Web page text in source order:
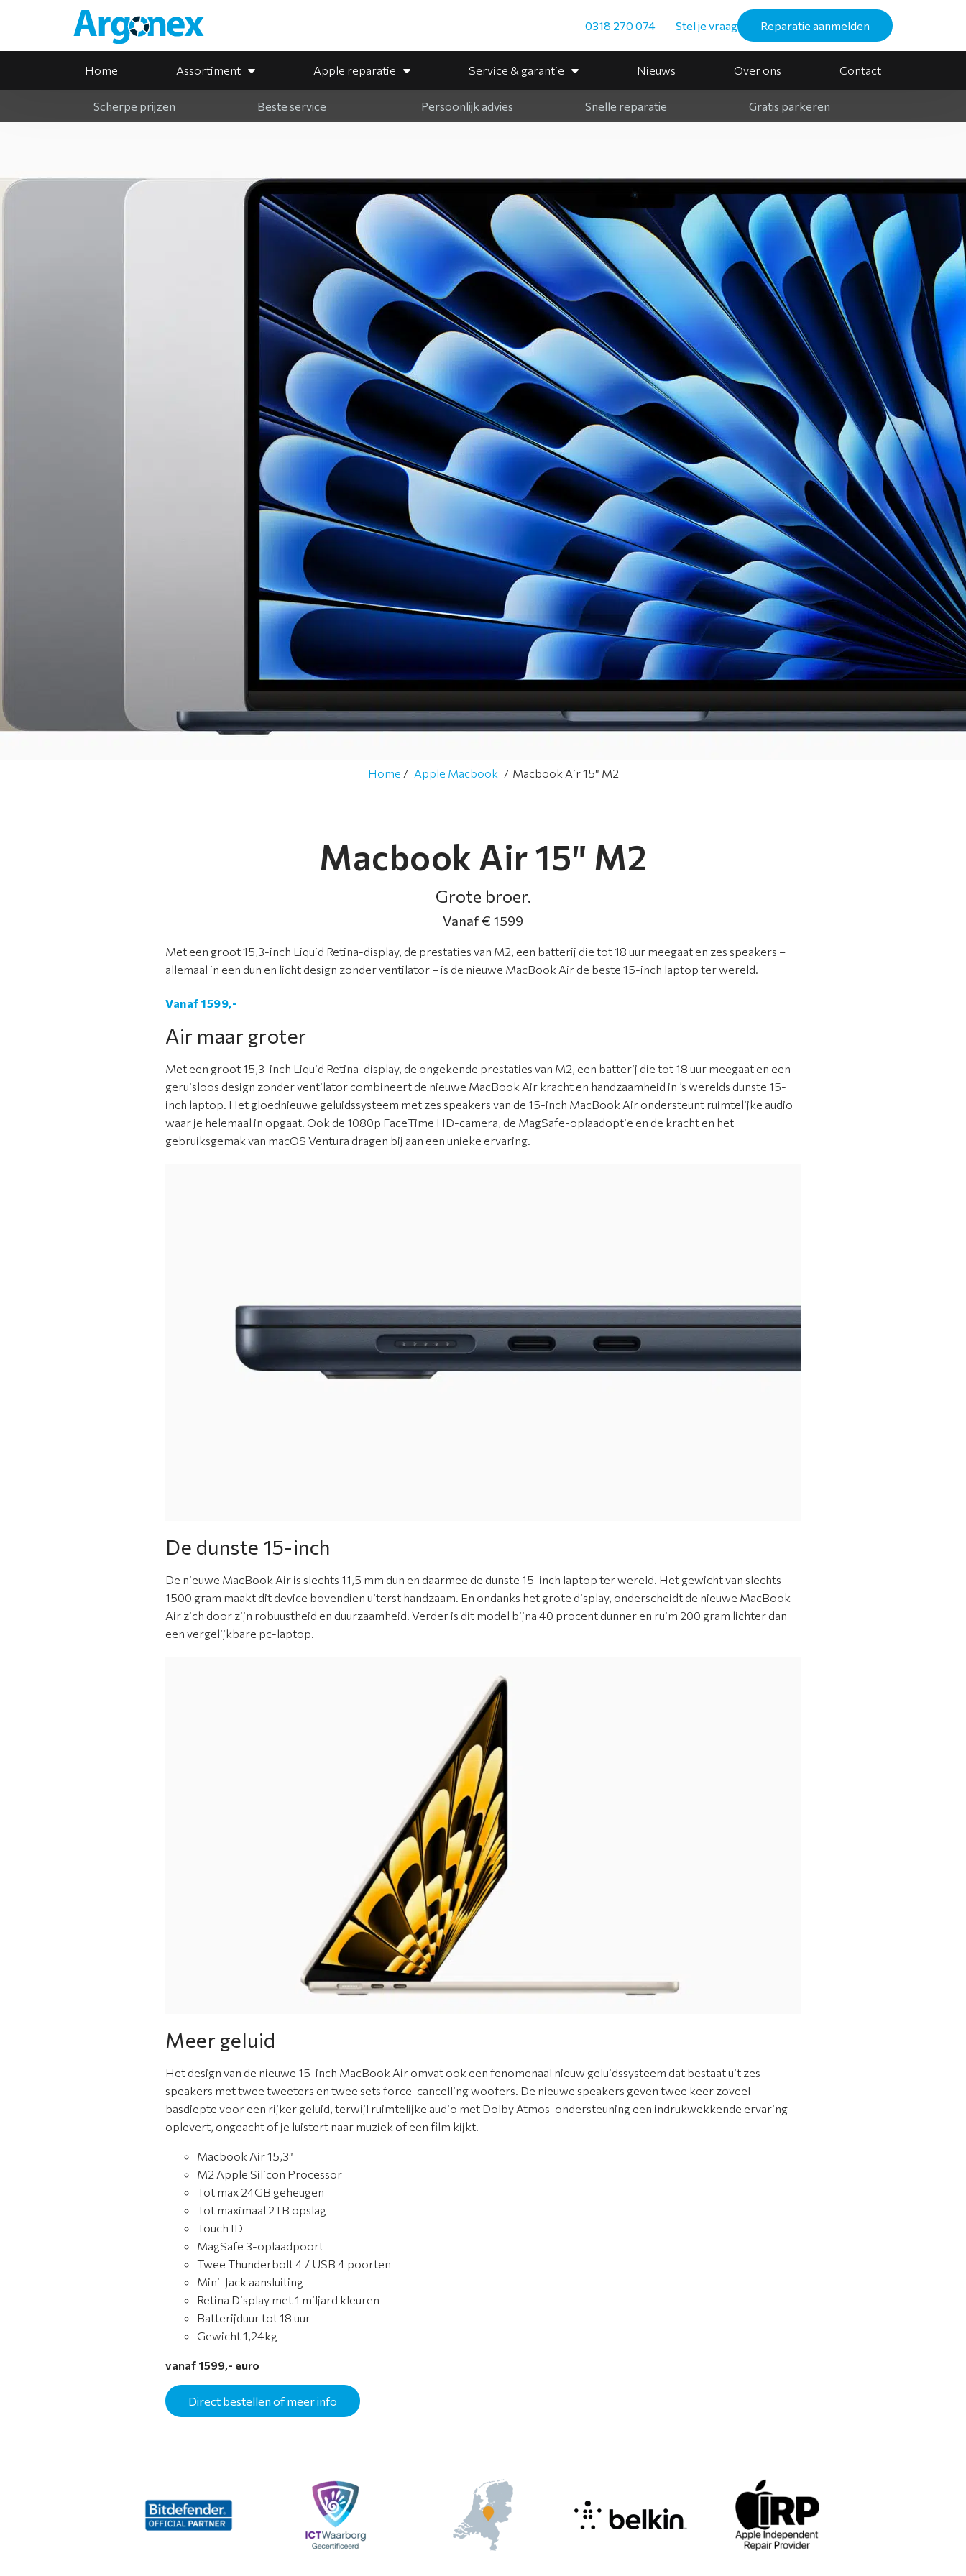
0318 270 074 Stel je vraag Reparatie aanmelden
Home Assortiment Apple reparatie Service & garantie Nieuws Over ons Contact
Scherpe prijzen Beste service Persoonlijk advies Snelle reparatie Gratis parkeren
Home Apple Macbook Macbook Air 15″ M2
Macbook Air 15″ M2
Grote broer.
Vanaf € 1599
Met een groot 15,3-inch Liquid Retina-display, de prestaties van M2, een batterij die tot 18 uur meegaat en zes speakers –
allemaal in een dun en licht design zonder ventilator – is de nieuwe MacBook Air de beste 15-inch laptop ter wereld.
Vanaf 1599,-
Air maar groter
Met een groot 15,3-inch Liquid Retina-display, de ongekende prestaties van M2, een batterij die tot 18 uur meegaat en een
geruisloos design zonder ventilator combineert de nieuwe MacBook Air kracht en handzaamheid in ’s werelds dunste 15-
inch laptop. Het gloednieuwe geluidssysteem met zes speakers van de 15-inch MacBook Air ondersteunt ruimtelijke audio
waar je helemaal in opgaat. Ook de 1080p FaceTime HD-camera, de MagSafe-oplaadoptie en de kracht en het
gebruiksgemak van macOS Ventura dragen bij aan een unieke ervaring.
De dunste 15-inch
De nieuwe MacBook Air is slechts 11,5 mm dun en daarmee de dunste 15-inch laptop ter wereld. Het gewicht van slechts
1500 gram maakt dit device bovendien uiterst handzaam. En ondanks het grote display, onderscheidt de nieuwe MacBook
Air zich door zijn robuustheid en duurzaamheid. Verder is dit model bijna 40 procent dunner en ruim 200 gram lichter dan
een vergelijkbare pc-laptop.
Meer geluid
Het design van de nieuwe 15-inch MacBook Air omvat ook een fenomenaal nieuw geluidssysteem dat bestaat uit zes
speakers met twee tweeters en twee sets force-cancelling woofers. De nieuwe speakers geven twee keer zoveel
basdiepte voor een rijker geluid, terwijl ruimtelijke audio met Dolby Atmos-ondersteuning een indrukwekkende ervaring
oplevert, ongeacht of je luistert naar muziek of een film kijkt.
Macbook Air 15,3″
M2 Apple Silicon Processor
Tot max 24GB geheugen
Tot maximaal 2TB opslag
Touch ID
MagSafe 3-oplaadpoort
Twee Thunderbolt 4 / USB 4 poorten
Mini-Jack aansluiting
Retina Display met 1 miljard kleuren
Batterijduur tot 18 uur
Gewicht 1,24kg
vanaf 1599,- euro
Direct bestellen of meer info